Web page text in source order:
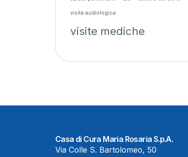
visita audiologica
visite mediche
Casa di Cura Maria Rosaria S.p.A.
Via Colle S. Bartolomeo, 50